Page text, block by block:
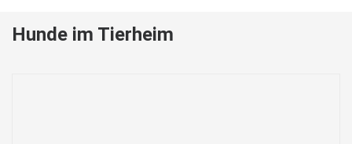
Hunde im Tierheim